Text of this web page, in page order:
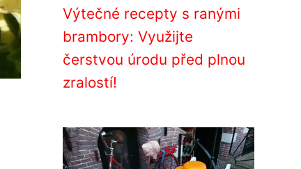
Výtečné recepty s ranými
brambory: Využijte
čerstvou úrodu před plnou
zralostí!